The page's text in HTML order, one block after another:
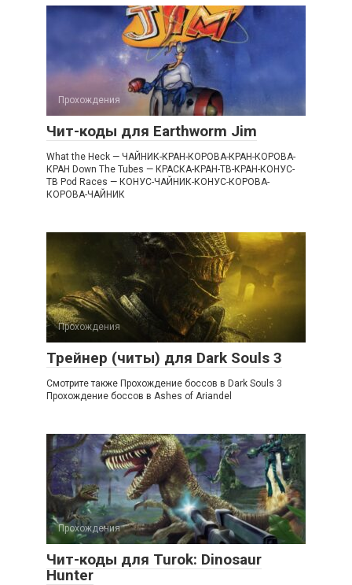
Прохождения
Чит-коды для Earthworm Jim
What the Heck — ЧАЙHИК-КРАH-КОРОВА-КРАH-КОРОВА-
КРАH Down The Tubes — КРАСКА-КРАH-ТВ-КРАH-КОHУС-
ТВ Pod Races — КОHУС-ЧАЙHИК-КОHУС-КОРОВА-
КОРОВА-ЧАЙHИК
Прохождения
Трейнер (читы) для Dark Souls 3
Смотрите также Прохождение боссов в Dark Souls 3
Прохождение боссов в Ashes of Ariandel
Прохождения
Чит-коды для Turok: Dinosaur
Hunter